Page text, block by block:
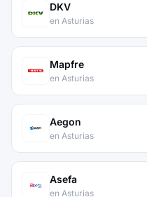
DKV
en Asturias
Mapfre
en Asturias
Aegon
en Asturias
Asefa
en Asturias